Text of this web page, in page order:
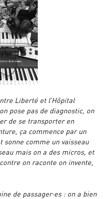
Liberté et l’Hôpital
pose pas de diagnostic, on
de se transporter en
ça commence par un
comme un vaisseau
mais on a des micros, et
on raconte on invente,
de passager·es : on a bien